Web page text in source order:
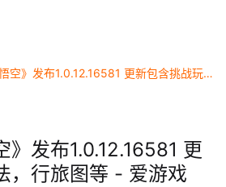
《黑神话：悟空》发布1.0.12.16581 更新包含挑战玩法，行旅图等 - 爱游戏app体育
》发布1.0.12.16581 更
，行旅图等 - 爱游戏